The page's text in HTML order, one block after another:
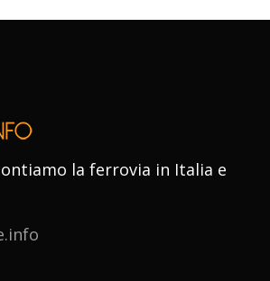
la ferrovia in Italia e